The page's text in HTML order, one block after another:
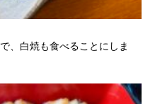
、白焼も食べることにしま